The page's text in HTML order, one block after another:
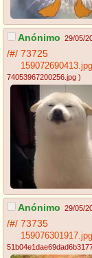
Anónimo 29/05/
/#/ 73725
159072690413.jpg
74053967200256.jpg )
Anónimo 29/05/
/#/ 73735
159076301917.jpg